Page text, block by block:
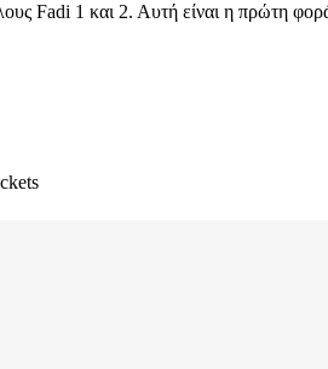
Fadi 1 και 2. Αυτή είναι η πρώτη